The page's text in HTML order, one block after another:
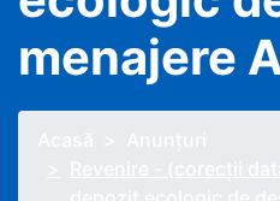
menajere